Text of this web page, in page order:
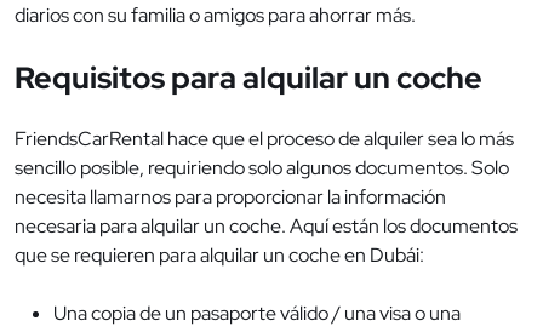
diarios con su familia o amigos para ahorrar más.
Requisitos para alquilar un coche
FriendsCarRental hace que el proceso de alquiler sea lo más
sencillo posible, requiriendo solo algunos documentos. Solo
necesita llamarnos para proporcionar la información
necesaria para alquilar un coche. Aquí están los documentos
que se requieren para alquilar un coche en Dubái:
Una copia de un pasaporte válido / una visa o una